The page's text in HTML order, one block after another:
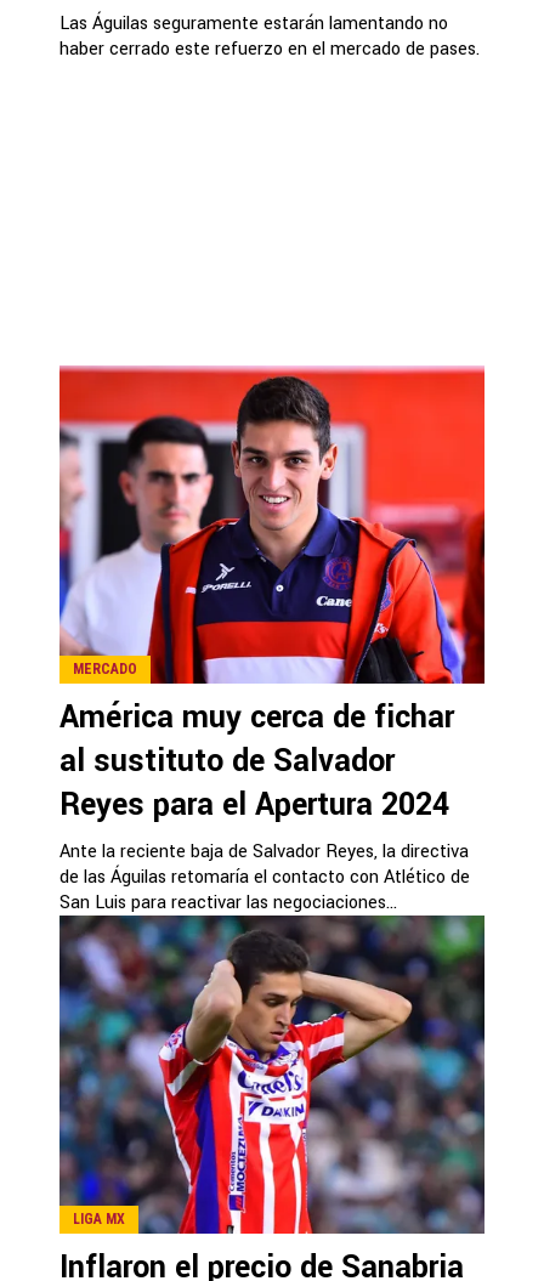
Las Águilas seguramente estarán lamentando no
haber cerrado este refuerzo en el mercado de pases.
MERCADO
América muy cerca de fichar
al sustituto de Salvador
Reyes para el Apertura 2024
Ante la reciente baja de Salvador Reyes, la directiva
de las Águilas retomaría el contacto con Atlético de
San Luis para reactivar las negociaciones...
LIGA MX
Inflaron el precio de Sanabria